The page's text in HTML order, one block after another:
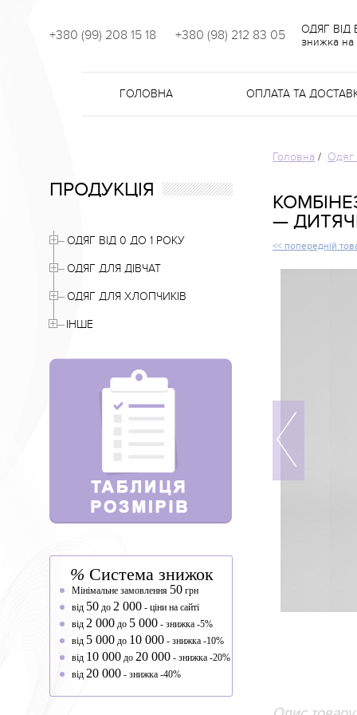
+380 (99) 208 15 18 +380 (98) 212 83 05
ОДЯГ ВІД
знижка на
ГОЛОВНА ОПЛАТА ТА
ПРОДУКЦІЯ
ОДЯГ ВІД 0 ДО 1 РОКУ
ОДЯГ ДЛЯ ДІВЧАТ
ОДЯГ ДЛЯ ХЛОПЧИКІВ
ІНШЕ
% Система знижок
Мінімальне замовлення 50 грн
від 50 до 2 000 - ціни на сайті
від 2 000 до 5 000 - знижка -5%
від 5 000 до 10 000 - знижка -10%
від 10 000 до 20 000 - знижка -20%
від 20 000 - знижка -40%
Головна / Одяг
—
<< попередній